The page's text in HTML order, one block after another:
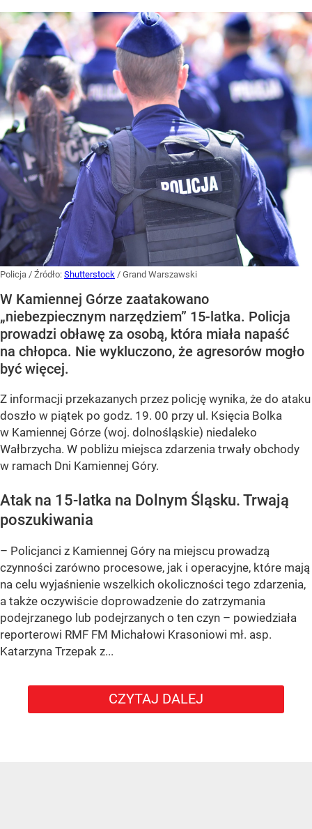
Policja / Źródło: Shutterstock / Grand Warszawski
W Kamiennej Górze zaatakowano
„niebezpiecznym narzędziem” 15-latka. Policja
prowadzi obławę za osobą, która miała napaść
na chłopca. Nie wykluczono, że agresorów mogło
być więcej.
Z informacji przekazanych przez policję wynika, że do ataku
doszło w piątek po godz. 19. 00 przy ul. Księcia Bolka
w Kamiennej Górze (woj. dolnośląskie) niedaleko
Wałbrzycha. W pobliżu miejsca zdarzenia trwały obchody
w ramach Dni Kamiennej Góry.
Atak na 15-latka na Dolnym Śląsku. Trwają
poszukiwania
– Policjanci z Kamiennej Góry na miejscu prowadzą
czynności zarówno procesowe, jak i operacyjne, które mają
na celu wyjaśnienie wszelkich okoliczności tego zdarzenia,
a także oczywiście doprowadzenie do zatrzymania
podejrzanego lub podejrzanych o ten czyn – powiedziała
reporterowi RMF FM Michałowi Krasoniowi mł. asp.
Katarzyna Trzepak z...
CZYTAJ DALEJ